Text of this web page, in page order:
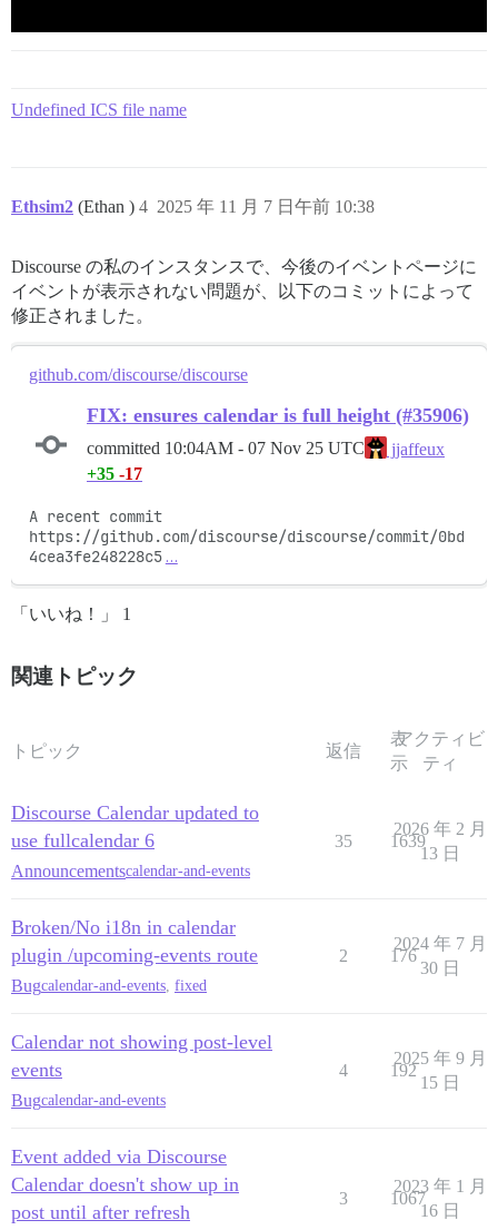
Undefined ICS file name
Ethsim2 (Ethan ) 2025 年 11 月 7 日午前 10:38
4
Discourse の私のインスタンスで、今後のイベントページに
イベントが表示されない問題が、以下のコミットによって
修正されました。
github.com/discourse/discourse
FIX: ensures calendar is full height (#35906)
committed 10:04AM - 07 Nov 25 UTC
jjaffeux
+35 -17
A recent commit
https://github.com/discourse/discourse/commit/0bd
4cea3fe248228c5 …
「いいね！」 1
関連トピック
トピック 返信
表
示
アクティビ
ティ
Discourse Calendar updated to
use fullcalendar 6
Announcementscalendar-and-events
35 1639
2026 年 2 月
13 日
Broken/No i18n in calendar
plugin /upcoming-events route
Bugcalendar-and-events, fixed
2 176
2024 年 7 月
30 日
Calendar not showing post-level
events
Bugcalendar-and-events
4 192
2025 年 9 月
15 日
Event added via Discourse
Calendar doesn't show up in
post until after refresh
3 1067
2023 年 1 月
16 日